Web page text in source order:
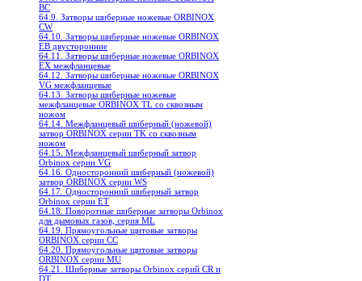
BC
64.9. Затворы шиберные ножевые ORBINOX
CW
64.10. Затворы шиберные ножевые ORBINOX
EB двусторонние
64.11. Затворы шиберные ножевые ORBINOX
EX межфланцевые
64.12. Затворы шиберные ножевые ORBINOX
VG межфланцевые
64.13. Затворы шиберные ножевые
межфланцевые ORBINOX TL со сквозным
ножом
64.14. Межфланцевый шиберный (ножевой)
затвор ORBINOX серии TK со сквозным
ножом
64.15. Межфланцевый шиберный затвор
Orbinox серии VG
64.16. Односторонний шиберный (ножевой)
затвор ORBINOX серии WS
64.17. Односторонний шиберный затвор
Orbinox серии ET
64.18. Поворотные шиберные затворы Orbinox
для дымовых газов, серия ML
64.19. Прямоугольные щитовые затворы
ORBINOX серии CC
64.20. Прямоугольные щитовые затворы
ORBINOX серии MU
64.21. Шиберные затворы Orbinox серий CR и
DT